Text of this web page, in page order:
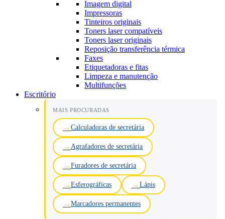
Imagem digital
Impressoras
Tinteiros originais
Toners laser compatíveis
Toners laser originais
Reposição transferência térmica
Faxes
Etiquetadoras e fitas
Limpeza e manutenção
Multifunções
Escritório
MAIS PROCURADAS
Calculadoras de secretária
Agrafadores de secretária
Furadores de secretária
Esferográficas Lápis
Marcadores permanentes